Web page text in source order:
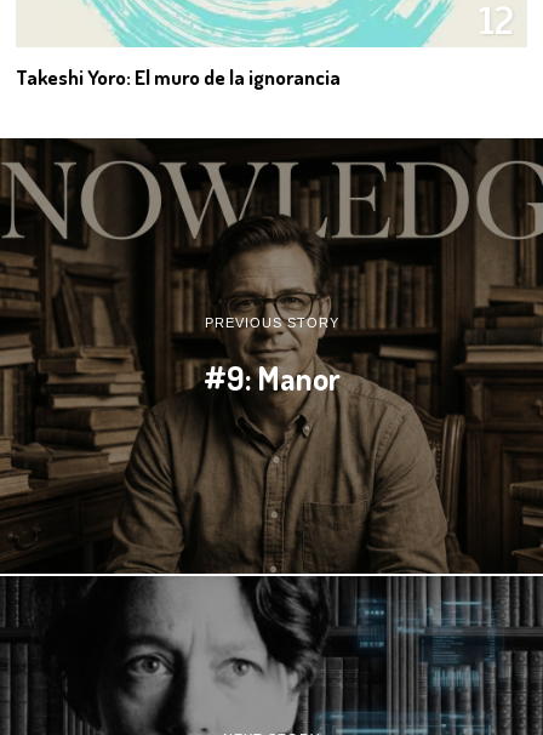
12
Takeshi Yoro: El muro de la ignorancia
PREVIOUS STORY
#9: Manor